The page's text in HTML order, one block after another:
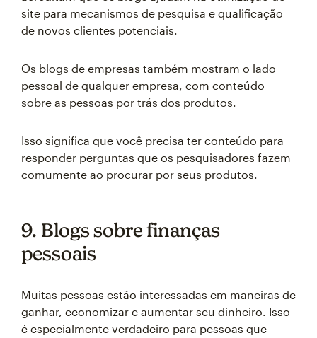
site para mecanismos de pesquisa e qualificação
de novos clientes potenciais.
Os blogs de empresas também mostram o lado
pessoal de qualquer empresa, com conteúdo
sobre as pessoas por trás dos produtos.
Isso significa que você precisa ter conteúdo para
responder perguntas que os pesquisadores fazem
comumente ao procurar por seus produtos.
9. Blogs sobre finanças
pessoais
Muitas pessoas estão interessadas em maneiras de
ganhar, economizar e aumentar seu dinheiro. Isso
é especialmente verdadeiro para pessoas que